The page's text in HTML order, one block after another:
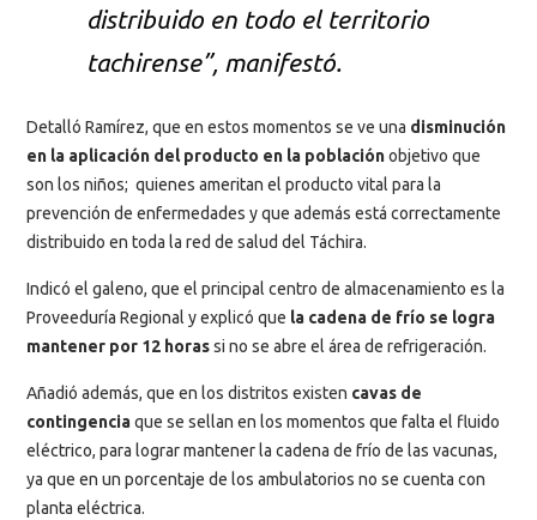
distribuido en todo el territorio
tachirense”, manifestó.
Detalló Ramírez, que en estos momentos se ve una disminución
en la aplicación del producto en la poblaciónobjetivo que
son los niños; quienes ameritan el producto vital para la
prevención de enfermedades y que además está correctamente
distribuido en toda la red de salud del Táchira.
Indicó el galeno, que el principal centro de almacenamiento es la
Proveeduría Regional y explicó que la cadena de frío se logra
mantener por 12 horassi no se abre el área de refrigeración.
Añadió además, que en los distritos existen cavas de
contingenciaque se sellan en los momentos que falta el fluido
eléctrico, para lograr mantener la cadena de frío de las vacunas,
ya que en un porcentaje de los ambulatorios no se cuenta con
planta eléctrica.